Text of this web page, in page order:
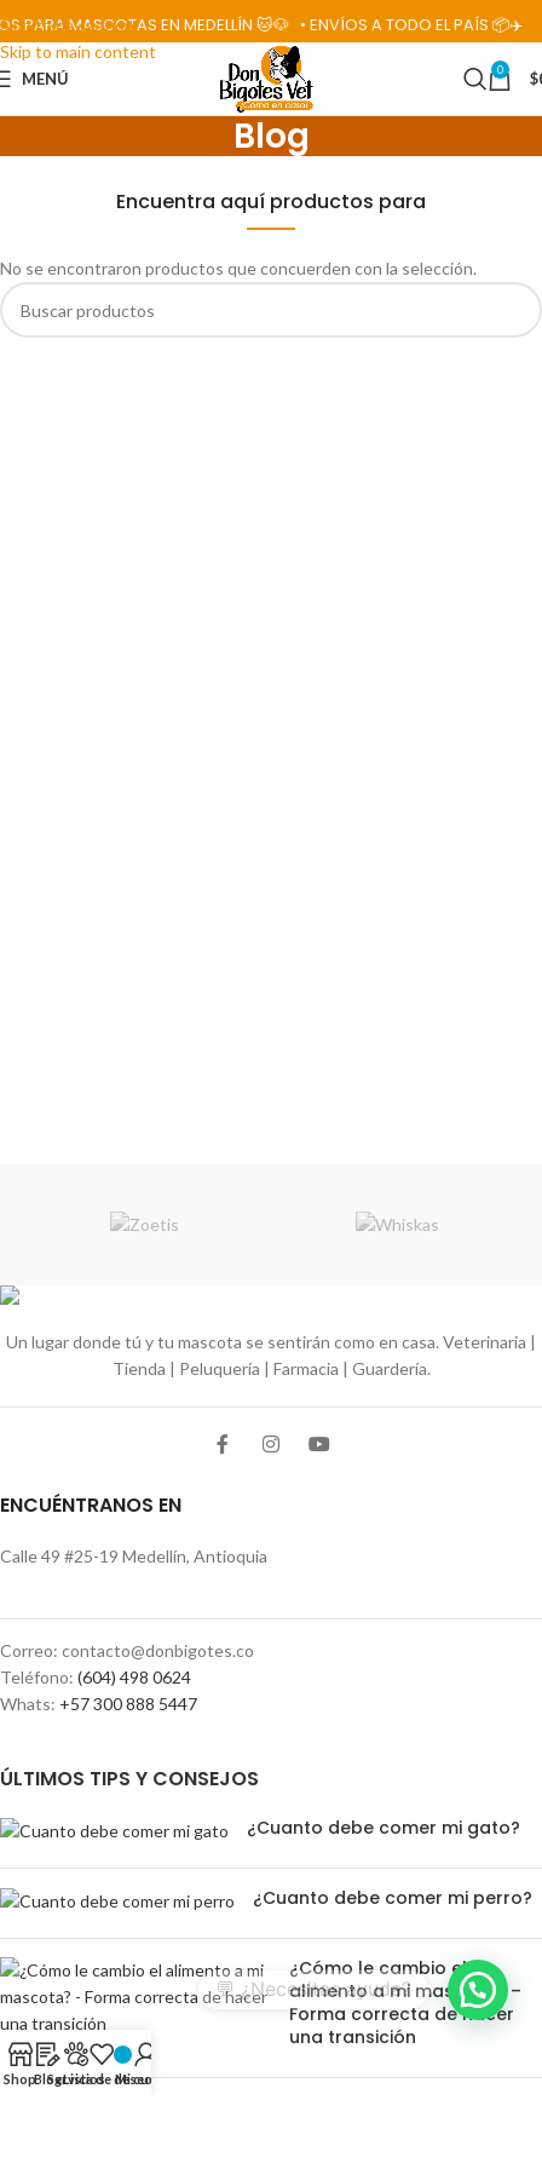
Skip to navigation
Skip to main content
MASCOTAS EN MEDELLÍN 🐱🐶 • ENVÍOS A TODO EL PAÍS 📦✈️
MENÚ 0 $
Blog
Encuentra aquí productos para
No se encontraron productos que concuerden con la selección.
Un lugar donde tú y tu mascota se sentirán como en casa. Veterinaria |
Tienda | Peluquería | Farmacia | Guardería.
ENCUÉNTRANOS EN
Calle 49 #25-19 Medellín, Antioquia
Correo: contacto@donbigotes.co
Teléfono: (604) 498 0624
Whats: +57 300 888 5447
ÚLTIMOS TIPS Y CONSEJOS
¿Cuanto debe comer mi gato?
¿Cuanto debe comer mi perro?
¿Cómo le cambio el
alimento a mi mascota? –
Forma correcta de hacer
una transición
ShopBlogServicios
Lista de deseos
Mi cuenta
💬 ¿Necesitas ayuda?